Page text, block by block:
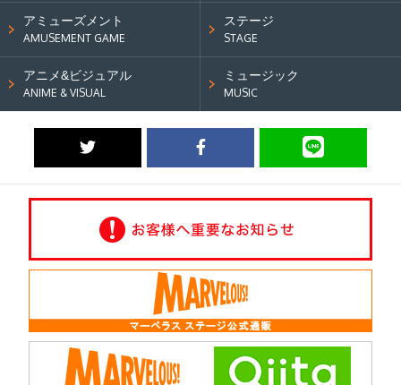
アミューズメント
AMUSEMENT GAME
ステージ
STAGE
アニメ&ビジュアル
ANIME & VISUAL
ミュージック
MUSIC